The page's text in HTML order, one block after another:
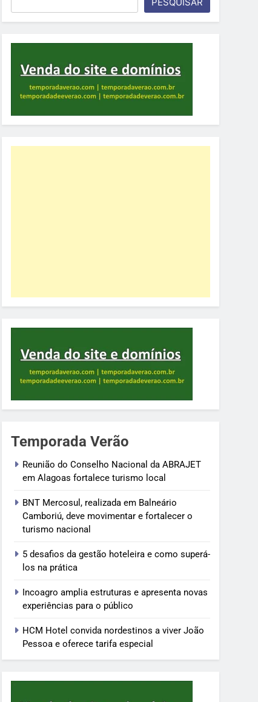
Temporada Verão
Reunião do Conselho Nacional da ABRAJET
em Alagoas fortalece turismo local
BNT Mercosul, realizada em Balneário
Camboriú, deve movimentar e fortalecer o
turismo nacional
5 desafios da gestão hoteleira e como superá-
los na prática
Incoagro amplia estruturas e apresenta novas
experiências para o público
HCM Hotel convida nordestinos a viver João
Pessoa e oferece tarifa especial